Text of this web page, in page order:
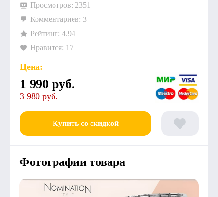
Просмотров: 2351
Комментариев: 3
Рейтинг: 4.94
Нравится: 17
Цена:
1 990 руб.
3 980 руб.
Купить со скидкой
Фотографии товара